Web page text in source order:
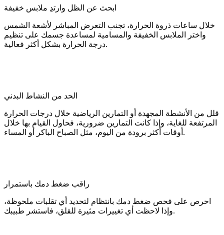
ابحث عن الظل وارتدِ ملابس خفيفة
خلال ساعات ذروة الحرارة، تجنب التعرض المباشر لأشعة الشمس
واختر الملابس الخفيفة والمسامية لمساعدة جسمك على تنظيم
درجة الحرارة بشكل أكثر فعالية.
الحد من النشاط البدني
قلل من الأنشطة المجهدة أو التمارين الرياضية خلال درجات الحرارة
المرتفعة للغاية، وإذا كانت التمارين ضرورية، فحاول القيام بها خلال
أوقات أكثر برودة من اليوم، مثل الصباح الباكر أو المساء.
راقب ضغط دمك باستمرار
احرص على فحص ضغط دمك بانتظام لتحديد أي تقلبات ملحوظة،
وإذا لاحظت أي تغييرات مثيرة للقلق، فاستشر طبيبك.